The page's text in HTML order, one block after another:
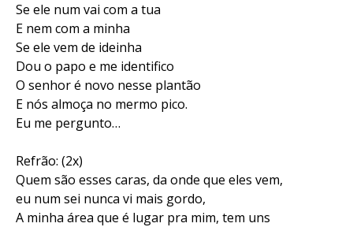
Se ele num vai com a tua
E nem com a minha
Se ele vem de ideinha
Dou o papo e me identifico
O senhor é novo nesse plantão
E nós almoça no mermo pico.
Eu me pergunto…
Refrão: (2x)
Quem são esses caras, da onde que eles vem,
eu num sei nunca vi mais gordo,
A minha área que é lugar pra mim, tem uns